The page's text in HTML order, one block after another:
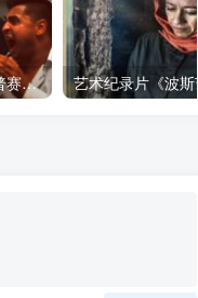
艺术纪录片《世界：新吉普赛之王 This World: The New Gypsy Kings》下载